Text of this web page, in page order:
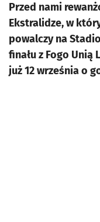
Przed nami
Ekstralidze, w
powalczy na
finału z Fogo
już 12 września o